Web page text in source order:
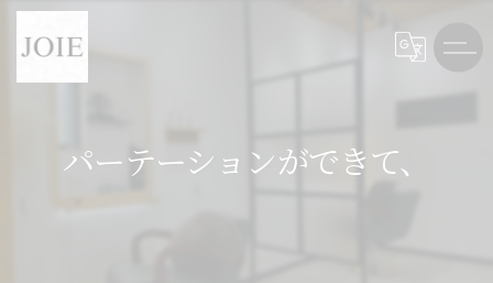
パーテーションができて、